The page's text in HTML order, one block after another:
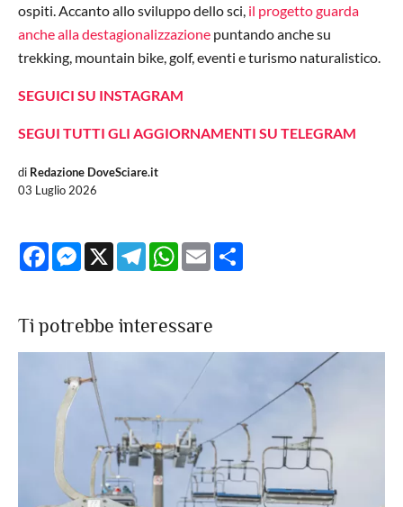
ospiti. Accanto allo sviluppo dello sci, il progetto guarda
anche alla destagionalizzazione puntando anche su
trekking, mountain bike, golf, eventi e turismo naturalistico.
SEGUICI SU INSTAGRAM
SEGUI TUTTI GLI AGGIORNAMENTI SU TELEGRAM
di Redazione DoveSciare.it
03 Luglio 2026
FacebookMessenger
X TelegramWhatsApp
Email
Ti potrebbe interessare